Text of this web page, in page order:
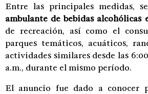
Entre las principales medidas,
ambulante de bebidas alcohólicas
de recreación, así como el
parques temáticos, acuáticos,
actividades similares desde las
a.m., durante el mismo período.
El anuncio fue dado a conocer